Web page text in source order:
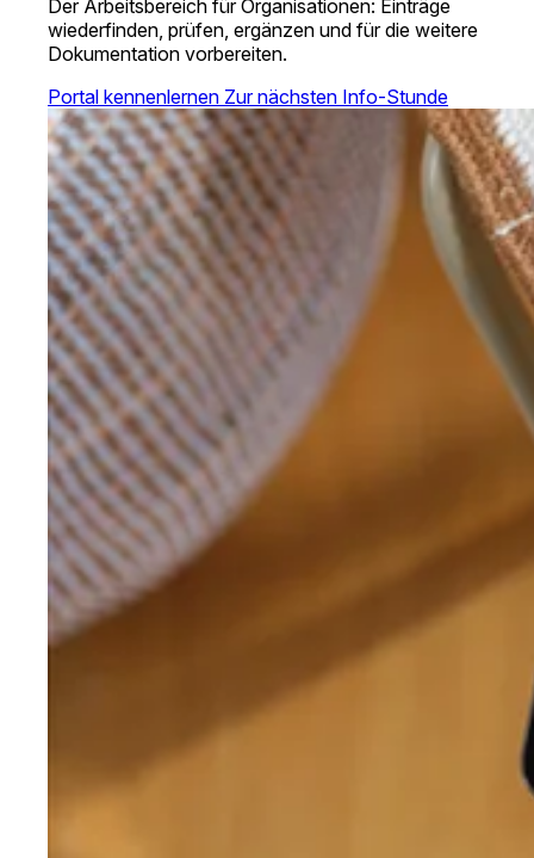
Der Arbeitsbereich für Organisationen: Einträge
wiederfinden, prüfen, ergänzen und für die weitere
Dokumentation vorbereiten.
Portal kennenlernen Zur nächsten Info-Stunde